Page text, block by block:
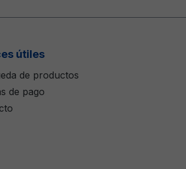
útiles
de productos
de pago